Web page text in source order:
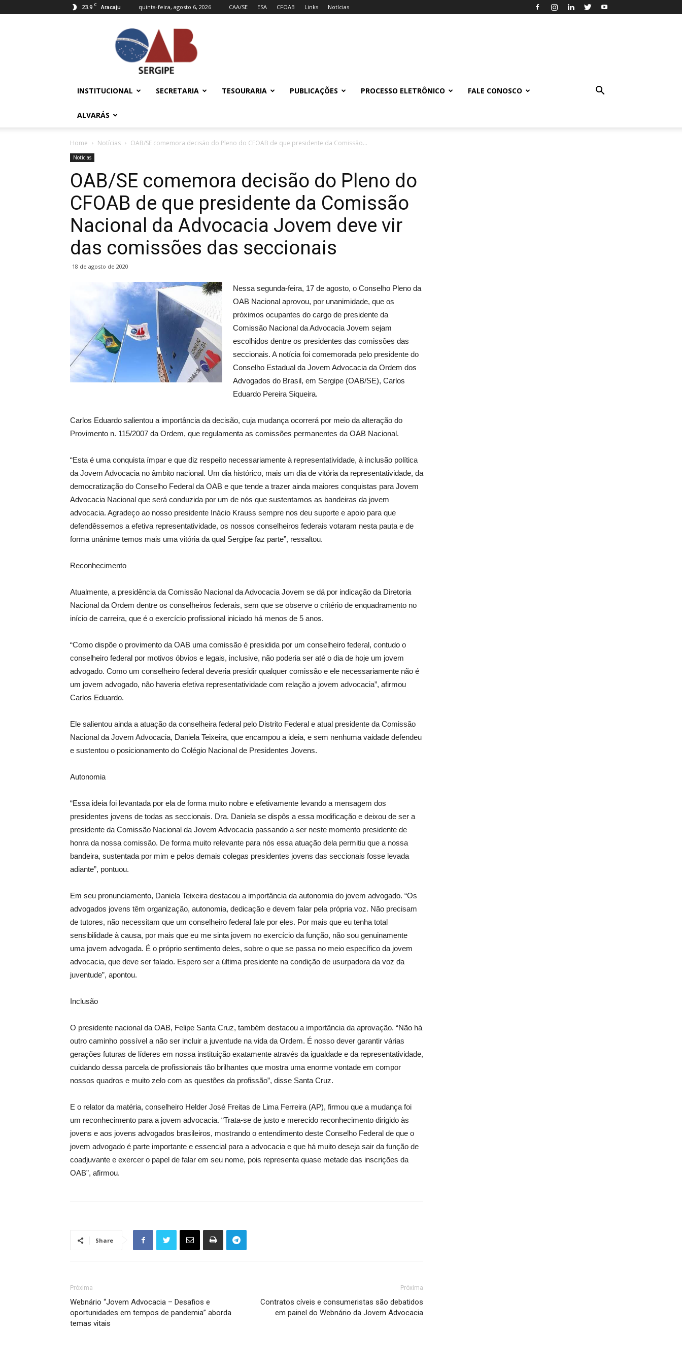
23.9 C Aracaju quinta-feira, agosto 6, 2026 CAA/SE ESA CFOAB Links Notícias
OAB/SE
Ordem
do
INSTITUCIONAL SECRETARIA TESOURARIA PUBLICAÇÕES PROCESSO ELETRÔNICO FALE CONOSCO
ALVARÁS
Home Notícias OAB/SE comemora decisão do Pleno do CFOAB de que presidente da Comissão...
Notícias
OAB/SE comemora decisão do Pleno do
CFOAB de que presidente da Comissão
Nacional da Advocacia Jovem deve vir
das comissões das seccionais
18 de agosto de 2020
Nessa segunda-feira, 17 de agosto, o Conselho Pleno da
OAB Nacional aprovou, por unanimidade, que os
próximos ocupantes do cargo de presidente da
Comissão Nacional da Advocacia Jovem sejam
escolhidos dentre os presidentes das comissões das
seccionais. A notícia foi comemorada pelo presidente do
Conselho Estadual da Jovem Advocacia da Ordem dos
Advogados do Brasil, em Sergipe (OAB/SE), Carlos
Eduardo Pereira Siqueira.
Carlos Eduardo salientou a importância da decisão, cuja mudança ocorrerá por meio da alteração do
Provimento n. 115/2007 da Ordem, que regulamenta as comissões permanentes da OAB Nacional.
“Esta é uma conquista ímpar e que diz respeito necessariamente à representatividade, à inclusão política
da Jovem Advocacia no âmbito nacional. Um dia histórico, mais um dia de vitória da representatividade, da
democratização do Conselho Federal da OAB e que tende a trazer ainda maiores conquistas para Jovem
Advocacia Nacional que será conduzida por um de nós que sustentamos as bandeiras da jovem
advocacia. Agradeço ao nosso presidente Inácio Krauss sempre nos deu suporte e apoio para que
defendêssemos a efetiva representatividade, os nossos conselheiros federais votaram nesta pauta e de
forma unânime temos mais uma vitória da qual Sergipe faz parte”, ressaltou.
Reconhecimento
Atualmente, a presidência da Comissão Nacional da Advocacia Jovem se dá por indicação da Diretoria
Nacional da Ordem dentre os conselheiros federais, sem que se observe o critério de enquadramento no
início de carreira, que é o exercício profissional iniciado há menos de 5 anos.
“Como dispõe o provimento da OAB uma comissão é presidida por um conselheiro federal, contudo o
conselheiro federal por motivos óbvios e legais, inclusive, não poderia ser até o dia de hoje um jovem
advogado. Como um conselheiro federal deveria presidir qualquer comissão e ele necessariamente não é
um jovem advogado, não haveria efetiva representatividade com relação a jovem advocacia”, afirmou
Carlos Eduardo.
Ele salientou ainda a atuação da conselheira federal pelo Distrito Federal e atual presidente da Comissão
Nacional da Jovem Advocacia, Daniela Teixeira, que encampou a ideia, e sem nenhuma vaidade defendeu
e sustentou o posicionamento do Colégio Nacional de Presidentes Jovens.
Autonomia
“Essa ideia foi levantada por ela de forma muito nobre e efetivamente levando a mensagem dos
presidentes jovens de todas as seccionais. Dra. Daniela se dispôs a essa modificação e deixou de ser a
presidente da Comissão Nacional da Jovem Advocacia passando a ser neste momento presidente de
honra da nossa comissão. De forma muito relevante para nós essa atuação dela permitiu que a nossa
bandeira, sustentada por mim e pelos demais colegas presidentes jovens das seccionais fosse levada
adiante”, pontuou.
Em seu pronunciamento, Daniela Teixeira destacou a importância da autonomia do jovem advogado. “Os
advogados jovens têm organização, autonomia, dedicação e devem falar pela própria voz. Não precisam
de tutores, não necessitam que um conselheiro federal fale por eles. Por mais que eu tenha total
sensibilidade à causa, por mais que eu me sinta jovem no exercício da função, não sou genuinamente
uma jovem advogada. É o próprio sentimento deles, sobre o que se passa no meio específico da jovem
advocacia, que deve ser falado. Espero ser a última presidente na condição de usurpadora da voz da
juventude”, apontou.
Inclusão
O presidente nacional da OAB, Felipe Santa Cruz, também destacou a importância da aprovação. “Não há
outro caminho possível a não ser incluir a juventude na vida da Ordem. É nosso dever garantir várias
gerações futuras de líderes em nossa instituição exatamente através da igualdade e da representatividade,
cuidando dessa parcela de profissionais tão brilhantes que mostra uma enorme vontade em compor
nossos quadros e muito zelo com as questões da profissão”, disse Santa Cruz.
E o relator da matéria, conselheiro Helder José Freitas de Lima Ferreira (AP), firmou que a mudança foi
um reconhecimento para a jovem advocacia. “Trata-se de justo e merecido reconhecimento dirigido às
jovens e aos jovens advogados brasileiros, mostrando o entendimento deste Conselho Federal de que o
jovem advogado é parte importante e essencial para a advocacia e que há muito deseja sair da função de
coadjuvante e exercer o papel de falar em seu nome, pois representa quase metade das inscrições da
OAB”, afirmou.
Share
Próxima
Webnário “Jovem Advocacia – Desafios e
oportunidades em tempos de pandemia” aborda
temas vitais
Próxima
Contratos cíveis e consumeristas são debatidos
em painel do Webnário da Jovem Advocacia